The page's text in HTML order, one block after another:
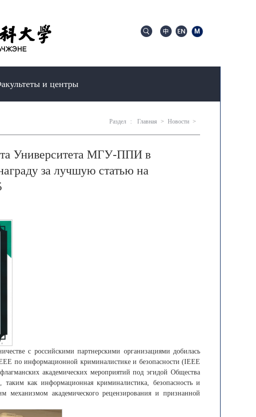
и центры
Раздел : Главная > Новости >
Университета МГУ-ППИ в
за лучшую статью на
с российскими партнерскими организациями добилась
по информационной криминалистике и безопасности (IEEE
академических мероприятий под эгидой Общества
как информационная криминалистика, безопасность и
механизмом академического рецензирования и признанной